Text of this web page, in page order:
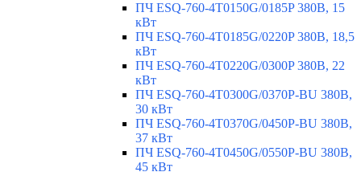
ПЧ ESQ-760-4T0150G/0185P 380В, 15
кВт
ПЧ ESQ-760-4T0185G/0220P 380В, 18,5
кВт
ПЧ ESQ-760-4T0220G/0300P 380В, 22
кВт
ПЧ ESQ-760-4T0300G/0370P-BU 380В,
30 кВт
ПЧ ESQ-760-4T0370G/0450P-BU 380В,
37 кВт
ПЧ ESQ-760-4T0450G/0550P-BU 380В,
45 кВт